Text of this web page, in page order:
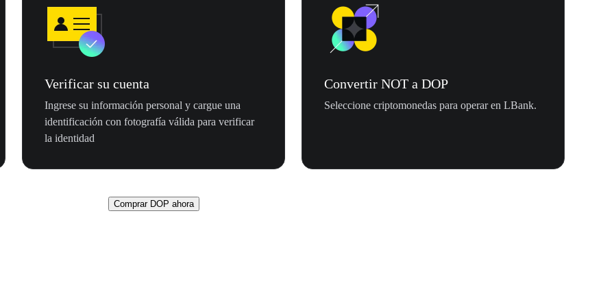
Verificar su cuenta
Ingrese su información personal y cargue una
identificación con fotografía válida para verificar
la identidad
Convertir NOT a DOP
Seleccione criptomonedas para operar en LBank.
Comprar DOP ahora